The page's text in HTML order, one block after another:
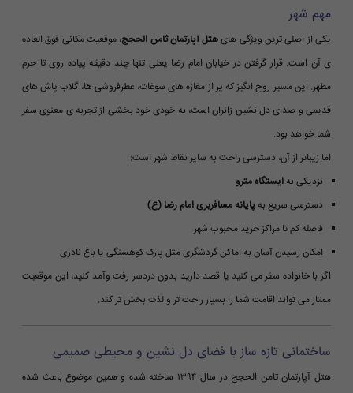
مهم شهر
یکی از اصلی ترین ویژگی هایهتل آپارتمان ثامن الحجج، موقعیت مکانی فوق العاده
ی آن است. قرار گرفتن در خیابان امام رضا یعنی تنها چند دقیقه پیاده روی تا حرم
مطهر. این مسیر روح انگیز که پر از مغازه های سوغات، عطرفروشی ها، گلاب پاش های
قدیمی و صدای دل نشین زائران است، به خودی خود بخشی از تجربه ی معنوی سفر
شما خواهد بود.
اما زیباتر از آن، دسترسی راحت به سایر نقاط شهر است:
نزدیکی به ایستگاه مترو
دسترسی سریع به پایانه مسافربری امام رضا (ع)
فاصله کم تا مراکز خرید محبوب شهر
امکان رسیدن آسان به اماکن گردشگری مثل پارک کوهسنگی یا باغ نادری
اگر با خانواده سفر می کنید یا قصد دارید بدون دردسر رفت وآمد کنید، این موقعیت
ممتاز می تواند اقامت شما را بسیار راحت تر و لذت بخش تر کند.
ساختمانی تازه ساز با فضای دل نشین و محیطی صمیمی
هتل آپارتمان ثامن الحجج در سال ۱۳۹۴ ساخته شده و همین موضوع باعث شده